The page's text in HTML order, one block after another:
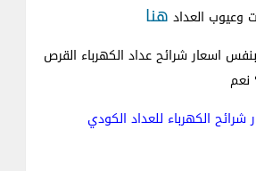
العداد هنا
اسعار شرائح عداد الكهرباء القرص
نعم
الكهرباء للعداد الكودي